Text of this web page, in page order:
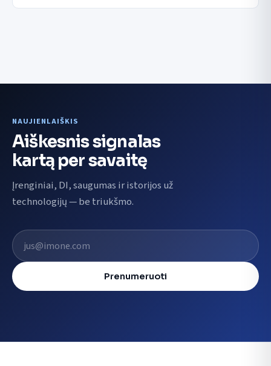
NAUJIENLAIŠKIS
Aiškesnis signalas
kartą per savaitę
Įrenginiai, DI, saugumas ir istorijos už
technologijų — be triukšmo.
El. pašto adresas
Prenumeruoti